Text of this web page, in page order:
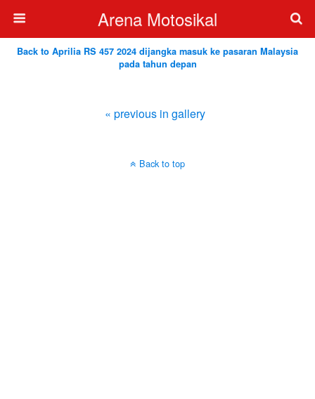
Arena Motosikal
Back to Aprilia RS 457 2024 dijangka masuk ke pasaran Malaysia
pada tahun depan
« previous in gallery
Back to top